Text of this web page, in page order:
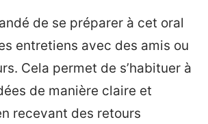
de se préparer à cet oral
entretiens avec des amis ou
Cela permet de s’habituer à
de manière claire et
recevant des retours